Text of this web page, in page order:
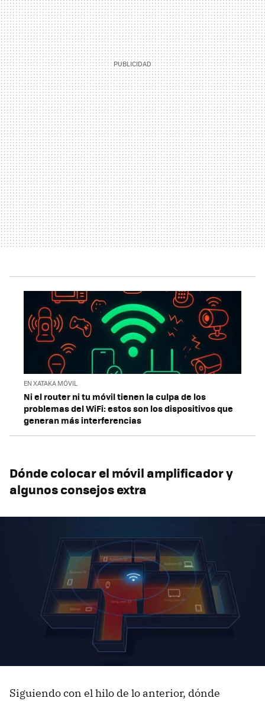
EN XATAKA MÓVIL
Ni el router ni tu móvil tienen la culpa de los
problemas del WiFi: estos son los dispositivos que
generan más interferencias
Dónde colocar el móvil amplificador y
algunos consejos extra
Siguiendo con el hilo de lo anterior, dónde